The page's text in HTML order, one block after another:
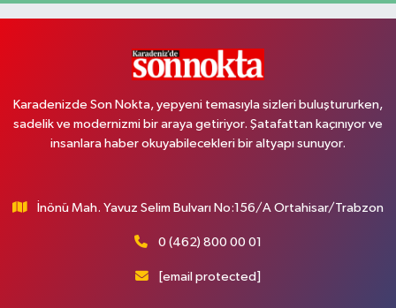
Karadenizde Son Nokta, yepyeni temasıyla sizleri buluştururken,
sadelik ve modernizmi bir araya getiriyor. Şatafattan kaçınıyor ve
insanlara haber okuyabilecekleri bir altyapı sunuyor.
İnönü Mah. Yavuz Selim Bulvarı No:156/A Ortahisar/Trabzon
0 (462) 800 00 01
[email protected]